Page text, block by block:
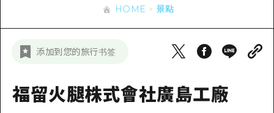
夜晚生活
標準
宮島周邊
短途旅行
東山口
愛媛
超值遊覽門票
新聞
HOME 景點
添加到您的旅行书签
福留火腿株式會社廣島工廠